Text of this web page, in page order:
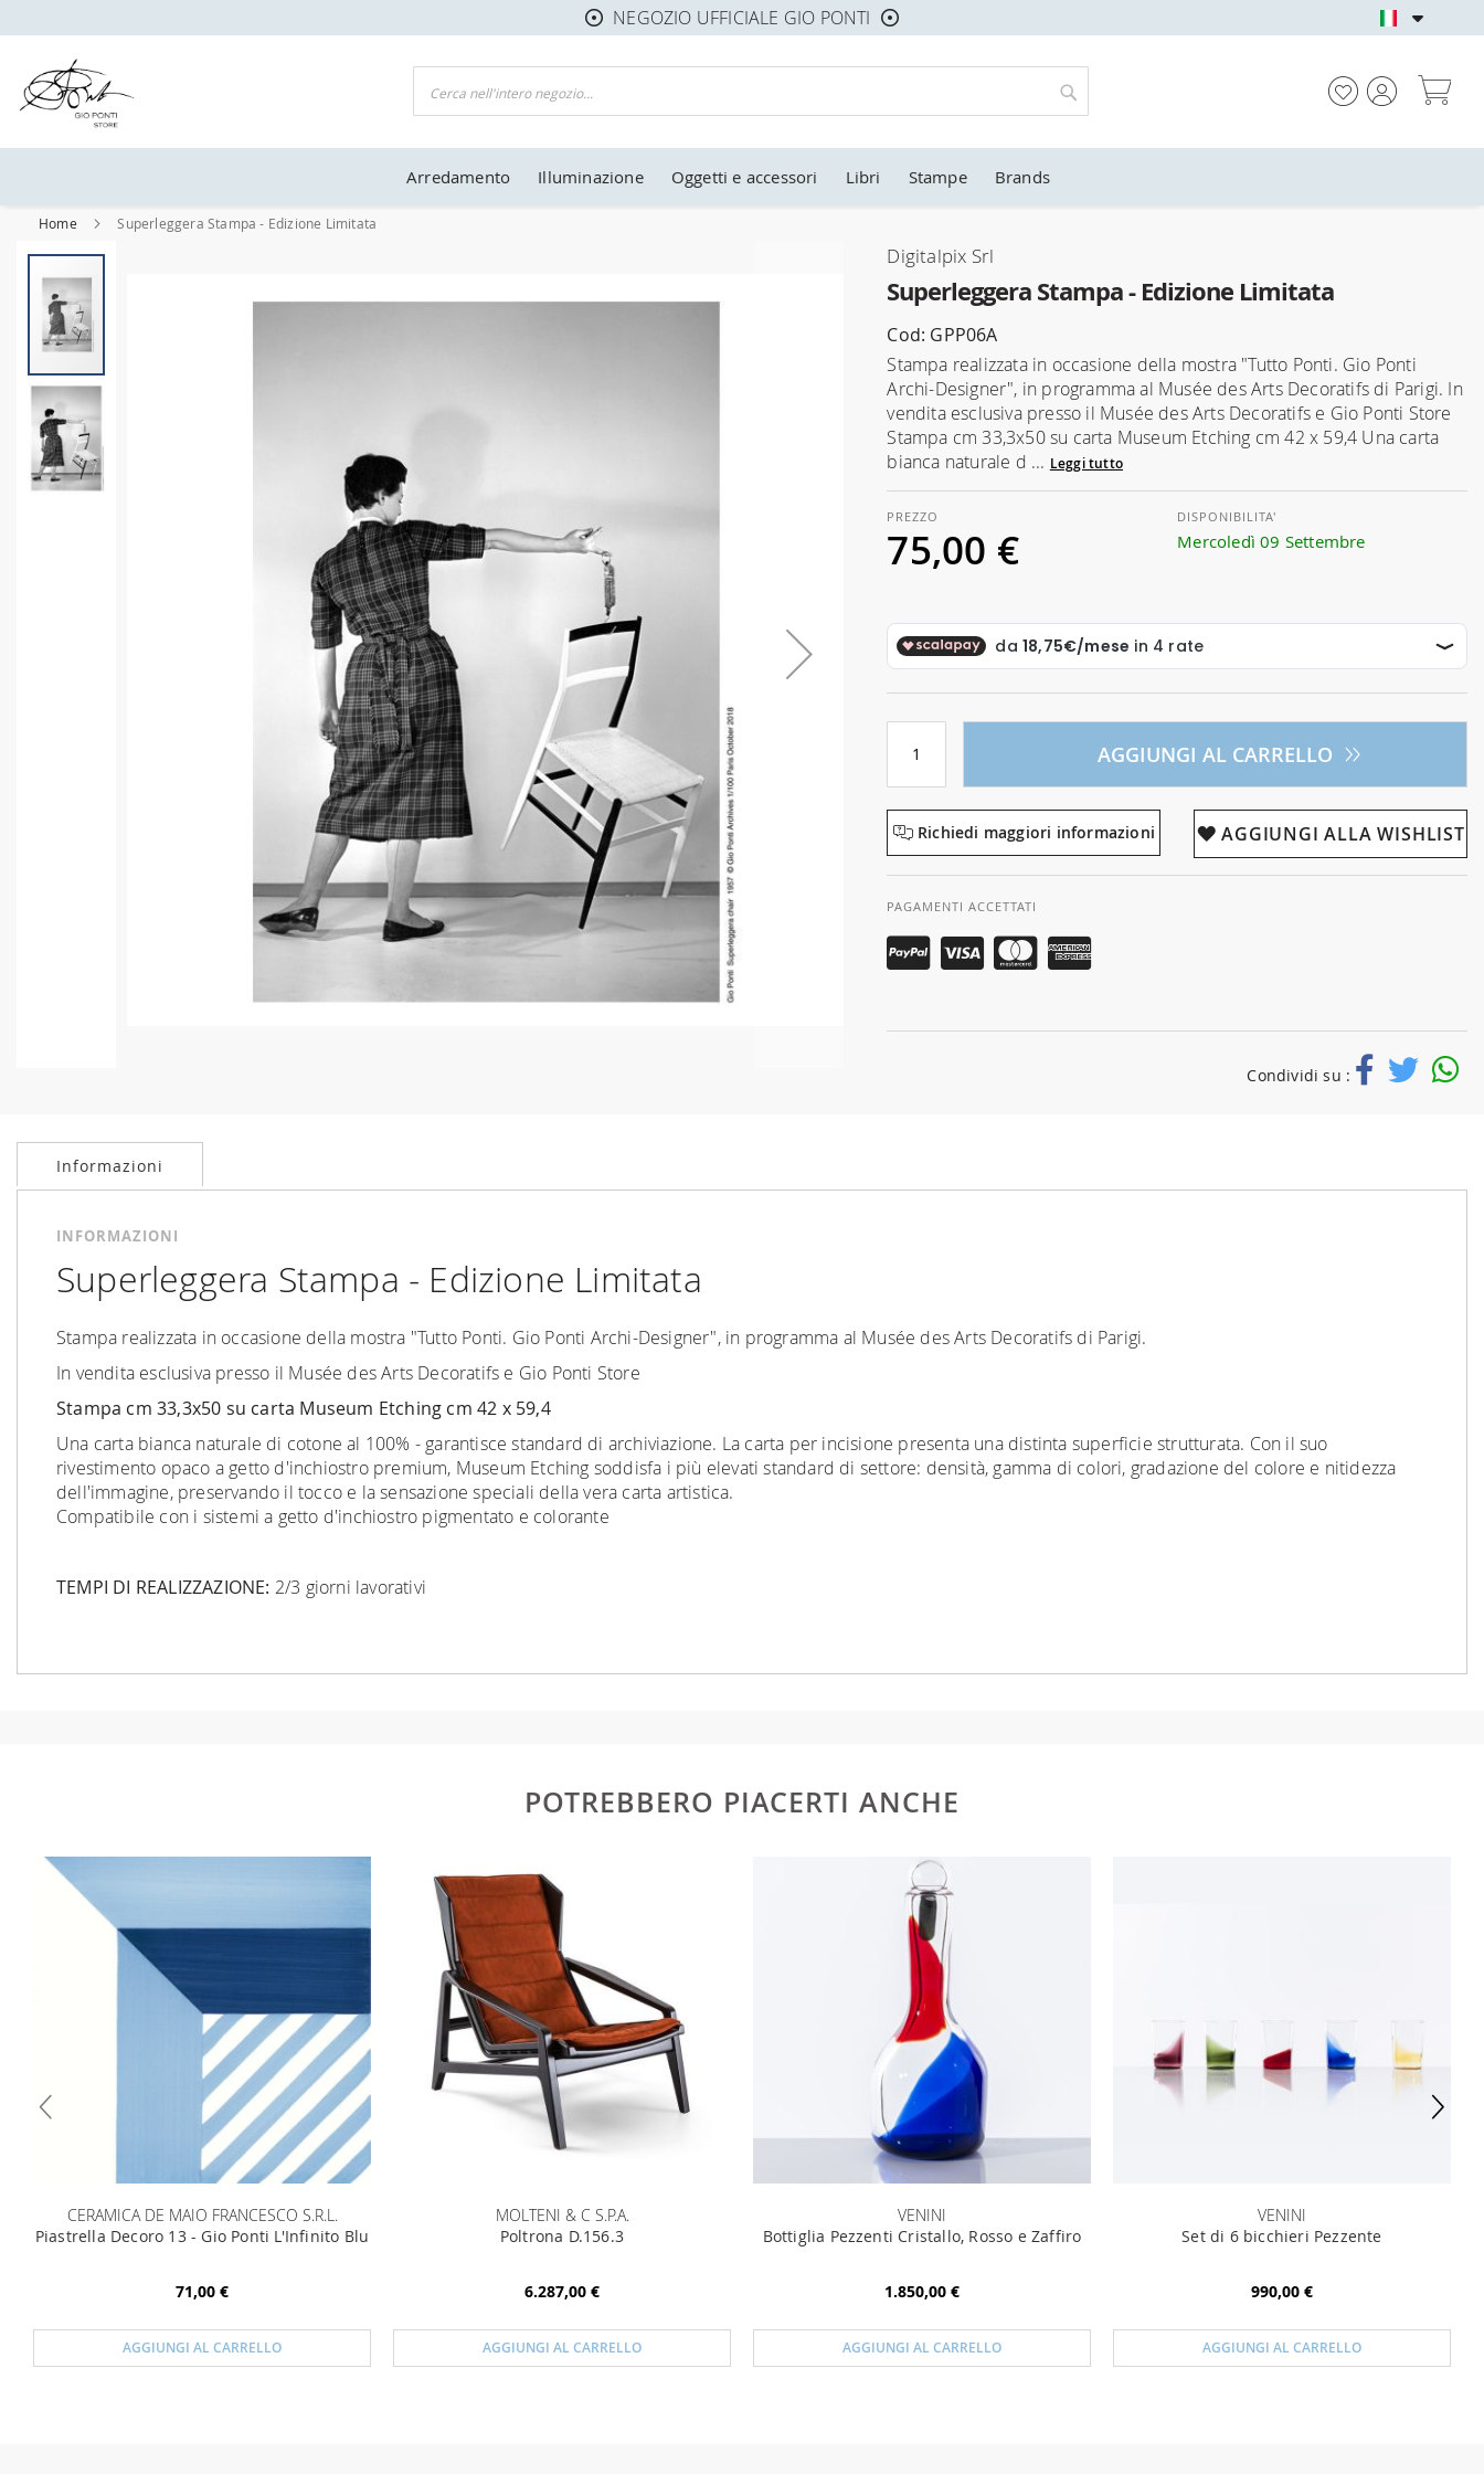
NEGOZIO UFFICIALE GIO PONTI NEGOZIO UFFICIALE
Cerca
Arredamento Illuminazione Oggetti e accessori Libri Stampe Brands
Home Superleggera Stampa - Edizione Limitata
Superleggera Stampa - Edizione Limitata
Digitalpix Srl
Cod: GPP06A
Stampa realizzata in occasione della mostra "Tutto Ponti. Gio Ponti
Archi-Designer", in programma al Musée des Arts Decoratifs di Parigi. In
vendita esclusiva presso il Musée des Arts Decoratifs e Gio Ponti Store
Stampa cm 33,3x50 su carta Museum Etching cm 42 x 59,4 Una carta
bianca naturale d ... Leggi tutto
75,00 €
DISPONIBILITA'
Mercoledì 09 Settembre
AGGIUNGI AL CARRELLO
Richiedi maggiori informazioni AGGIUNGI ALLA WISHLIST
PAGAMENTI ACCETTATI
Condividi su :
Vai
alla
della
galleria
di
immagini
galleria
Informazioni
INFORMAZIONI
Superleggera Stampa - Edizione Limitata
Stampa realizzata in occasione della mostra "Tutto Ponti. Gio Ponti Archi-Designer", in programma al Musée des Arts Decoratifs di Parigi.
In vendita esclusiva presso il Musée des Arts Decoratifs e Gio Ponti Store
Stampa cm 33,3x50 su carta Museum Etching cm 42 x 59,4
Una carta bianca naturale di cotone al 100% - garantisce standard di archiviazione. La carta per incisione presenta una distinta superficie strutturata. Con il suo
rivestimento opaco a getto d'inchiostro premium, Museum Etching soddisfa i più elevati standard di settore: densità, gamma di colori, gradazione del colore e nitidezza
dell'immagine, preservando il tocco e la sensazione speciali della vera carta artistica.
Compatibile con i sistemi a getto d'inchiostro pigmentato e colorante
TEMPI DI REALIZZAZIONE: 2/3 giorni lavorativi
POTREBBERO PIACERTI ANCHE
CERAMICA DE MAIO FRANCESCO S.R.L.
Piastrella Decoro 13 - Gio Ponti L'Infinito Blu
71,00 €
AGGIUNGI AL CARRELLO
MOLTENI & C S.P.A.
Poltrona D.156.3
6.287,00 €
AGGIUNGI AL CARRELLO
VENINI
Bottiglia Pezzenti Cristallo, Rosso e Zaffiro
1.850,00 €
AGGIUNGI AL CARRELLO
VENINI
Set di 6 bicchieri Pezzente
990,00 €
AGGIUNGI AL CARRELLO